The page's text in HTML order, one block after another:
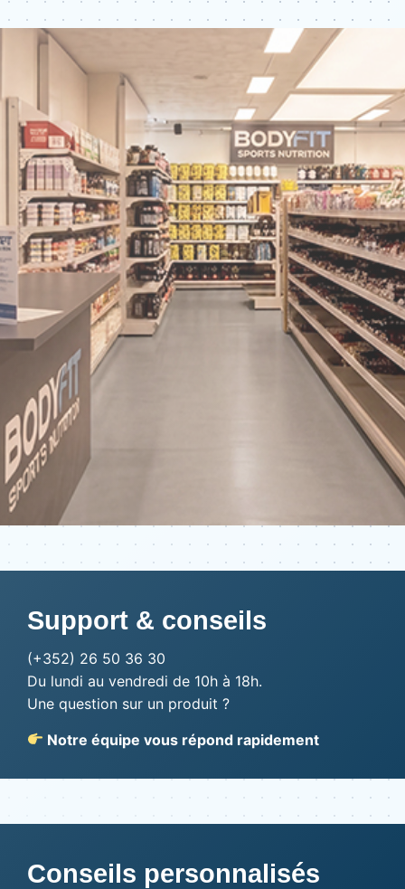
Support & conseils
(+352) 26 50 36 30
Du lundi au vendredi de 10h à 18h.
Une question sur un produit ?
Notre équipe vous répond rapidement
Conseils personnalisés